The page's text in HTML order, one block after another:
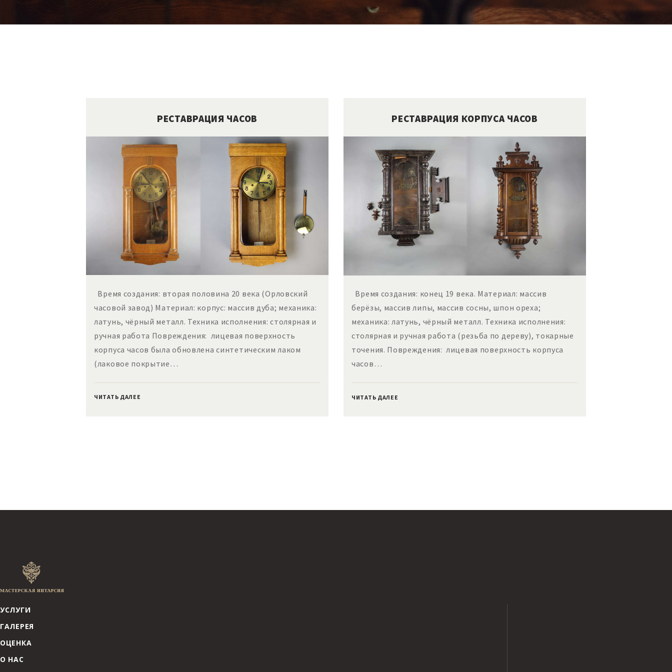
РЕСТАВРАЦИЯ ЧАСОВ
Время создания: вторая половина 20 века (Орловский
часовой завод) Материал: корпус: масcив дуба; механика:
латунь, чёрный металл. Техника исполнения: столярная и
ручная работа Повреждения: лицевая поверхность
корпуса часов была обновлена синтетическим лаком
(лаковое покрытие…
ЧИТАТЬ ДАЛЕЕ
РЕСТАВРАЦИЯ КОРПУСА ЧАСОВ
Время создания: конец 19 века. Материал: массив
берёзы, массив липы, массив сосны, шпон ореха;
механика: латунь, чёрный металл. Техника исполнения:
столярная и ручная работа (резьба по дереву), токарные
точения. Повреждения: лицевая поверхность корпуса
часов…
ЧИТАТЬ ДАЛЕЕ
УСЛУГИ
ГАЛЕРЕЯ
ОЦЕНКА
О НАС